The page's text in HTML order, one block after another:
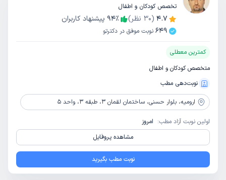
تخصص کودکان و اطفال
4.7
(
30 نظر) 94٪
پیشنهاد کاربران
649 نوبت موفق در دکترتو
کمترین معطلی
متخصص کودکان و اطفال
نوبت‌دهی مطب
ارومیه، بلوار حسنی، ساختمان لقمان 3، طبقه 3، واحد 5
اولین نوبت آزاد مطب: امروز
مشاهده پروفایل
نوبت مطب بگیرید